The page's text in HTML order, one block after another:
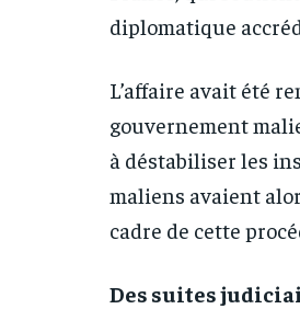
diplomatique
L’affaire avait été
gouvernement
à déstabiliser les
maliens avaient
cadre de cette
Des suites